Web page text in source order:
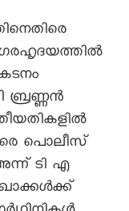
ബ്രണ്ണൻ
പൊലീസ്
ടി എ